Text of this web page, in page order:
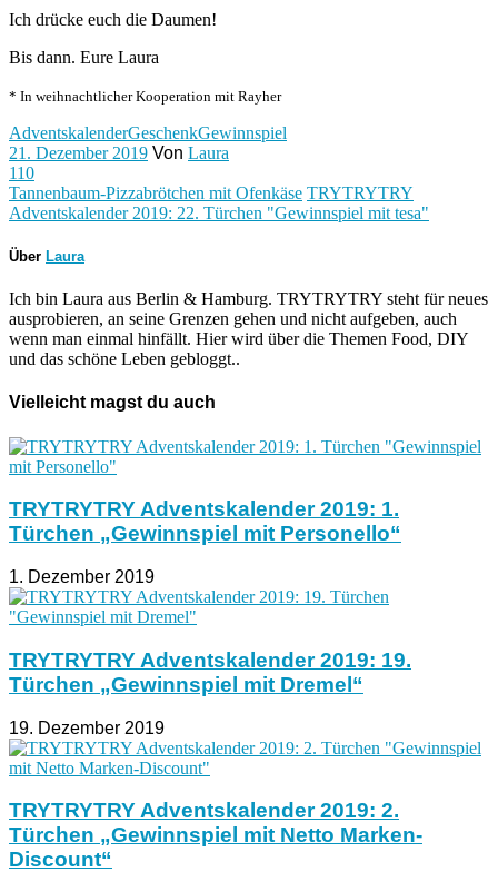
Ich drücke euch die Daumen!
Bis dann. Eure Laura
* In weihnachtlicher Kooperation mit Rayher
AdventskalenderGeschenkGewinnspiel
21. Dezember 2019 Von Laura
110
Tannenbaum-Pizzabrötchen mit Ofenkäse TRYTRYTRY
Adventskalender 2019: 22. Türchen "Gewinnspiel mit tesa"
Über Laura
Ich bin Laura aus Berlin & Hamburg. TRYTRYTRY steht für neues
ausprobieren, an seine Grenzen gehen und nicht aufgeben, auch
wenn man einmal hinfällt. Hier wird über die Themen Food, DIY
und das schöne Leben gebloggt..
Vielleicht magst du auch
TRYTRYTRY Adventskalender 2019: 1.
Türchen „Gewinnspiel mit Personello“
1. Dezember 2019
TRYTRYTRY Adventskalender 2019: 19.
Türchen „Gewinnspiel mit Dremel“
19. Dezember 2019
TRYTRYTRY Adventskalender 2019: 2.
Türchen „Gewinnspiel mit Netto Marken-
Discount“